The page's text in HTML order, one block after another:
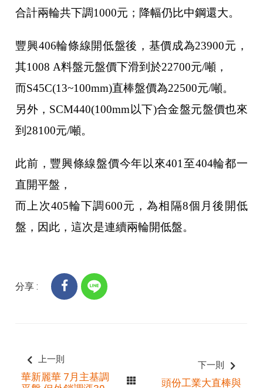
合計兩輪共下調1000元；降幅仍比中鋼還大。
豐興406輪條線開低盤後，基價成為23900元，
其1008 A料盤元盤價下滑到於22700元/噸，
而S45C(13~100mm)直棒盤價為22500元/噸。
另外，SCM440(100mm以下)合金盤元盤價也來
到28100元/噸。
此前，豐興條線盤價今年以來401至404輪都一
直開平盤，
而上次405輪下調600元，為相隔8個月後開低
盤，因此，這次是連續兩輪開低盤。
分享 :
上一則
華新麗華 7月主基調
下一則
頭份工業大直棒與